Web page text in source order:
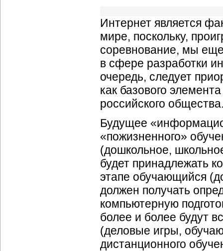
Интернет является
мире, поскольку,
соревнование, мы
в сфере разработки
очередь, следует
как базового
российского
Будущее
«пожизненного»
(дошкольное,
будет принадлежать
этапе обучающийся
должен получать
компьютерную
более и более будут
(деловые игры,
дистанционного